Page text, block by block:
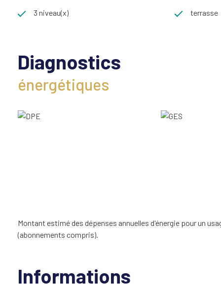
3 niveau(x) terrasse
Diagnostics
énergétiques
Montant estimé des dépenses annuelles d'énergie pour un
(abonnements compris).
Informations